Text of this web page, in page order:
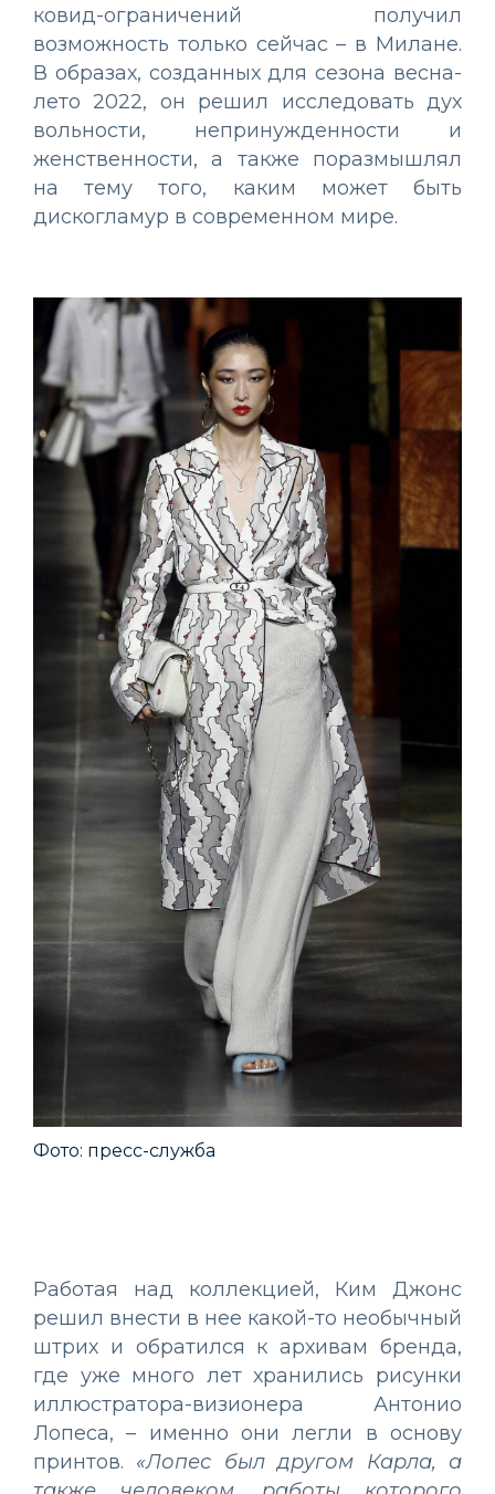
ковид-ограничений получил
возможность только сейчас – в Милане.
В образах, созданных для сезона весна-
лето 2022, он решил исследовать дух
вольности, непринужденности и
женственности, а также поразмышлял
на тему того, каким может быть
дискогламур в современном мире.
Фото: пресс-служба
Работая над коллекцией, Ким Джонс
решил внести в нее какой-то необычный
штрих и обратился к архивам бренда,
где уже много лет хранились рисунки
иллюстратора-визионера Антонио
Лопеса, – именно они легли в основу
принтов. «Лопес был другом Карла, а